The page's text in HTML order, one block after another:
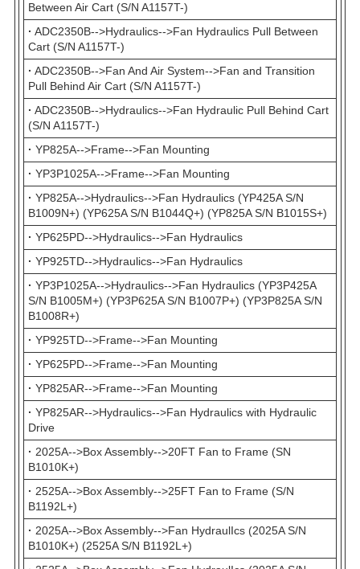
Between Air Cart (S/N A1157T-)
· ADC2350B-->Hydraulics-->Fan Hydraulics Pull Between
Cart (S/N A1157T-)
· ADC2350B-->Fan And Air System-->Fan and Transition
Pull Behind Air Cart (S/N A1157T-)
· ADC2350B-->Hydraulics-->Fan Hydraulic Pull Behind Cart
(S/N A1157T-)
· YP825A-->Frame-->Fan Mounting
· YP3P1025A-->Frame-->Fan Mounting
· YP825A-->Hydraulics-->Fan Hydraulics (YP425A S/N
B1009N+) (YP625A S/N B1044Q+) (YP825A S/N B1015S+)
· YP625PD-->Hydraulics-->Fan Hydraulics
· YP925TD-->Hydraulics-->Fan Hydraulics
· YP3P1025A-->Hydraulics-->Fan Hydraulics (YP3P425A
S/N B1005M+) (YP3P625A S/N B1007P+) (YP3P825A S/N
B1008R+)
· YP925TD-->Frame-->Fan Mounting
· YP625PD-->Frame-->Fan Mounting
· YP825AR-->Frame-->Fan Mounting
· YP825AR-->Hydraulics-->Fan Hydraulics with Hydraulic
Drive
· 2025A-->Box Assembly-->20FT Fan to Frame (SN
B1010K+)
· 2525A-->Box Assembly-->25FT Fan to Frame (S/N
B1192L+)
· 2025A-->Box Assembly-->Fan HydraulIcs (2025A S/N
B1010K+) (2525A S/N B1192L+)